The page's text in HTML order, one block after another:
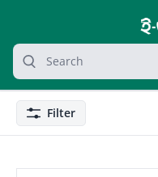
grocery search at header
Search
FilterFilter